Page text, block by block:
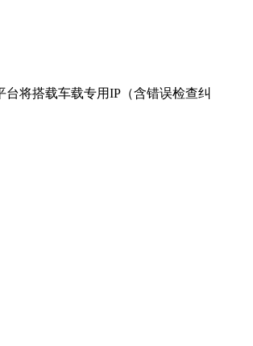
台将搭载车载专用IP （含错误检查纠